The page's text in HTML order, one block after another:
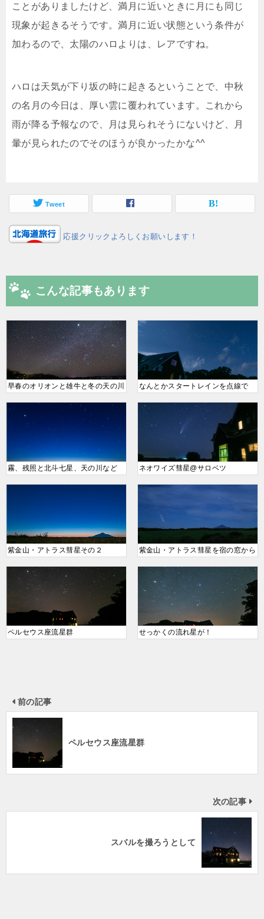
ことがありましたけど、満月に近いときに月にも同じ
現象が起きるそうです。満月に近い状態という条件が
加わるので、太陽のハロよりは、レアですね。
ハロは天気が下り坂の時に起きるということで、中秋
の名月の今日は、厚い雲に覆われています。これから
雨が降る予報なので、月は見られそうにないけど、月
暈が見られたのでそのほうが良かったかな^^
Tweet
応援クリックよろしくお願いします！
こんな記事もあります
早春のオリオンと雄牛と冬の天の川 なんとかスタートレインを点線で
霧、残照と北斗七星、天の川など ネオワイズ彗星@サロベツ
紫金山・アトラス彗星その２ 紫金山・アトラス彗星を宿の窓から
ペルセウス座流星群 せっかくの流れ星が！
前の記事
ペルセウス座流星群
次の記事
スバルを撮ろうとして